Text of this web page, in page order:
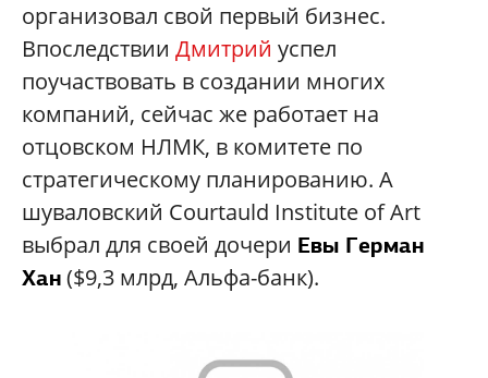
организовал свой первый бизнес.
Впоследствии Дмитрий успел
поучаствовать в создании многих
компаний, сейчас же работает на
отцовском НЛМК, в комитете по
стратегическому планированию. А
шуваловский Courtauld Institute of Art
выбрал для своей дочери Евы Герман
Хан($9,3 млрд, Альфа-банк).